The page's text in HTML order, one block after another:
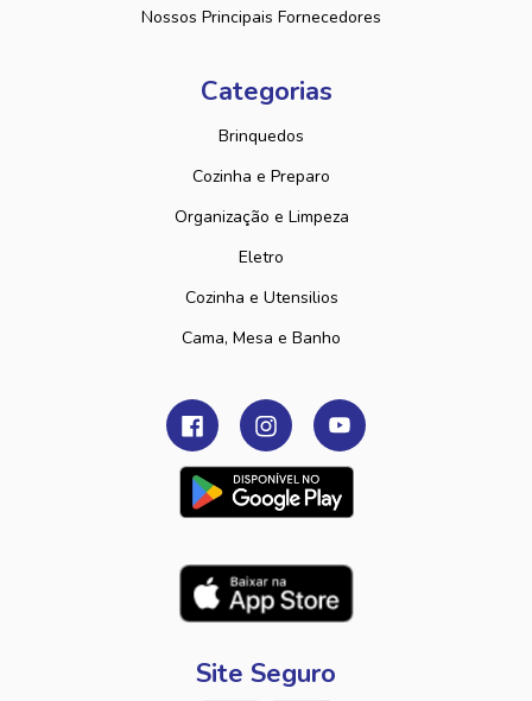
Nossos Principais Fornecedores
Categorias
Brinquedos
Cozinha e Preparo
Organização e Limpeza
Eletro
Cozinha e Utensilios
Cama, Mesa e Banho
Site Seguro